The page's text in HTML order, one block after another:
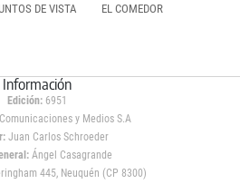
DE VISTA EL COMEDOR
Información
Edición: 6951
y Medios S.A
Juan Carlos Schroeder
Ángel Casagrande
445, Neuquén (CP 8300)